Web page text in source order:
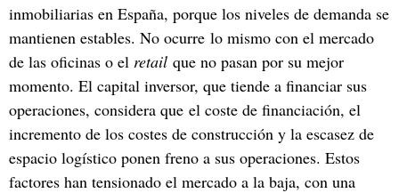
inmobiliarias en España, porque los niveles de demanda se
mantienen estables. No ocurre lo mismo con el mercado
de las oficinas o el retail que no pasan por su mejor
momento. El capital inversor, que tiende a financiar sus
operaciones, considera que el coste de financiación, el
incremento de los costes de construcción y la escasez de
espacio logístico ponen freno a sus operaciones. Estos
factores han tensionado el mercado a la baja, con una